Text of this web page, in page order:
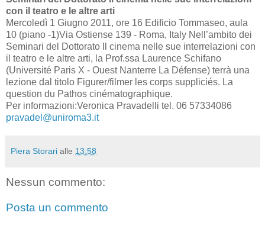
con il teatro e le altre arti
Mercoledì 1 Giugno 2011, ore 16 Edificio Tommaseo, aula
10 (piano -1)Via Ostiense 139 - Roma, Italy Nell’ambito dei
Seminari del Dottorato Il cinema nelle sue interrelazioni con
il teatro e le altre arti, la Prof.ssa Laurence Schifano
(Université Paris X - Ouest Nanterre La Défense) terrà una
lezione dal titolo Figurer/filmer les corps suppliciés. La
question du Pathos cinématographique.
Per informazioni:Veronica Pravadelli tel. 06 57334086
pravadel@uniroma3.it
Piera Storari alle 13:58
Nessun commento:
Posta un commento